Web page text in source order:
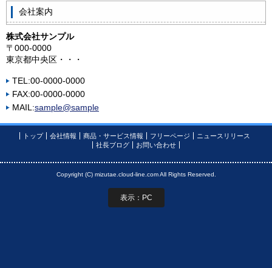
会社案内
株式会社サンプル
〒000-0000
東京都中央区・・・
TEL:00-0000-0000
FAX:00-0000-0000
MAIL:sample@sample
トップ 会社情報 商品・サービス情報 フリーページ
ニュースリリース
社長ブログ
お問い合わせ
Copyright (C) mizutae.cloud-line.com All Rights Reserved.
表示：PC